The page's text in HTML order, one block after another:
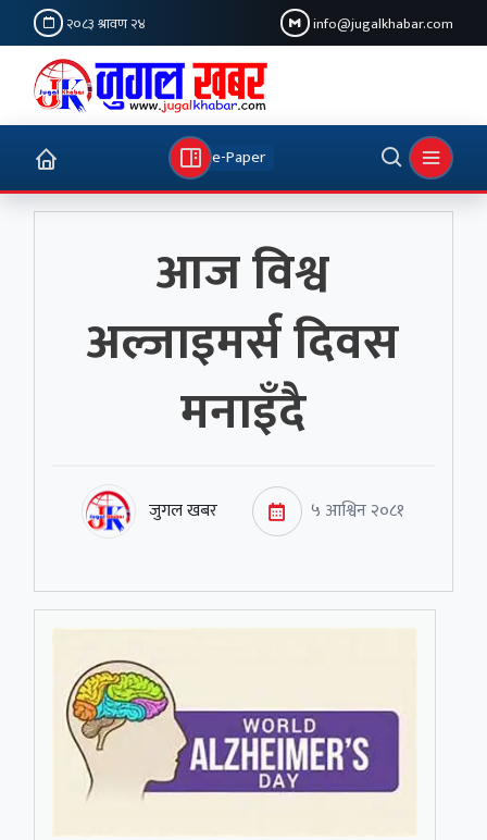
२०८३ श्रावण २४ info@jugalkhabar.com
e-Paper
आज विश्व
अल्जाइमर्स दिवस
मनाइँदै
जुगल खबर ५ आश्विन २०८१